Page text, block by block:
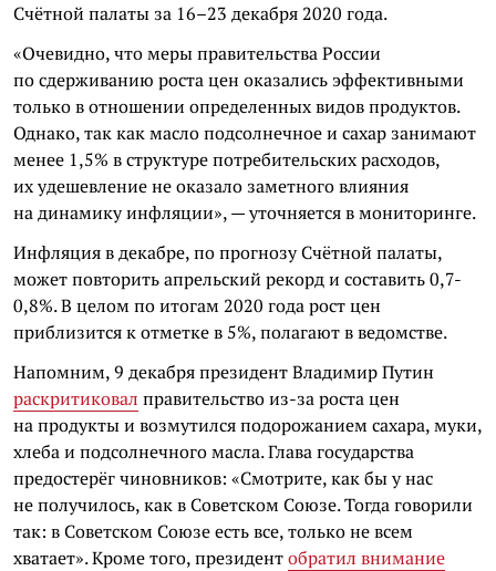
Счётной палаты за 16–23 декабря 2020 года.
«Очевидно, что меры правительства России
по сдерживанию роста цен оказались эффективными
только в отношении определенных видов продуктов.
Однако, так как масло подсолнечное и сахар занимают
менее 1,5% в структуре потребительских расходов,
их удешевление не оказало заметного влияния
на динамику инфляции», — уточняется в мониторинге.
Инфляция в декабре, по прогнозу Счётной палаты,
может повторить апрельский рекорд и составить 0,7-
0,8%. В целом по итогам 2020 года рост цен
приблизится к отметке в 5%, полагают в ведомстве.
Напомним, 9 декабря президент Владимир Путин
раскритиковал правительство из-за роста цен
на продукты и возмутился подорожанием сахара, муки,
хлеба и подсолнечного масла. Глава государства
предостерёг чиновников: «Смотрите, как бы у нас
не получилось, как в Советском Союзе. Тогда говорили
так: в Советском Союзе есть все, только не всем
хватает». Кроме того, президентобратил внимание